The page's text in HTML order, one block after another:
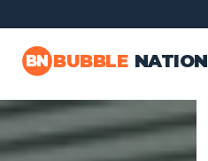
BN BUBBLE NATION